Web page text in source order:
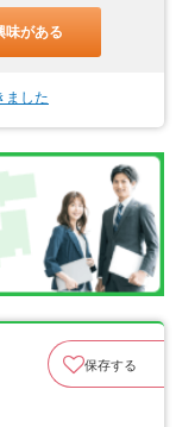
味がある
ました
保存する